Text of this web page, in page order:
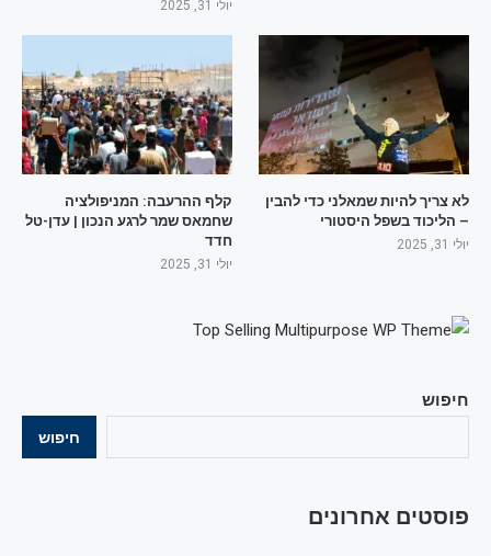
חיפוש
חיפוש
פוסטים אחרונים
יולי 31, 2025
לא צריך להיות שמאלני כדי להבין
– הליכוד בשפל היסטורי
יולי 31, 2025
קלף ההרעבה: המניפולציה
שחמאס שמר לרגע הנכון | עדן-טל
חדד
יולי 31, 2025